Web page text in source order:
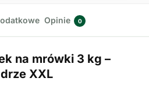
Opinie 0
na mrówki 3 kg –
XXL